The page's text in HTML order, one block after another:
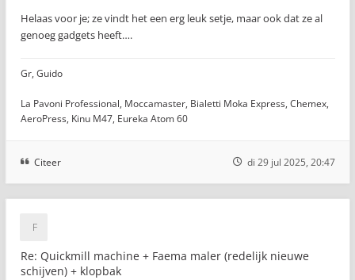
Helaas voor je; ze vindt het een erg leuk setje, maar ook dat ze al
genoeg gadgets heeft….
Gr, Guido
La Pavoni Professional, Moccamaster, Bialetti Moka Express, Chemex,
AeroPress, Kinu M47, Eureka Atom 60
Citeer di 29 jul 2025, 20:47
Re: Quickmill machine + Faema maler (redelijk nieuwe
schijven) + klopbak